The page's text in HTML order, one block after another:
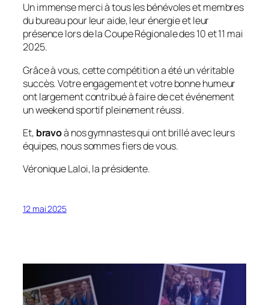
Un immense merci à tous les bénévoles et membres
du bureau pour leur aide, leur énergie et leur
présence lors de la Coupe Régionale des 10 et 11 mai
2025.
Grâce à vous, cette compétition a été un véritable
succès. Votre engagement et votre bonne humeur
ont largement contribué à faire de cet événement
un weekend sportif pleinement réussi.
Et, bravoà nos gymnastes qui ont brillé avec leurs
équipes, nous sommes fiers de vous.
Véronique Laloi, la présidente.
12 mai 2025